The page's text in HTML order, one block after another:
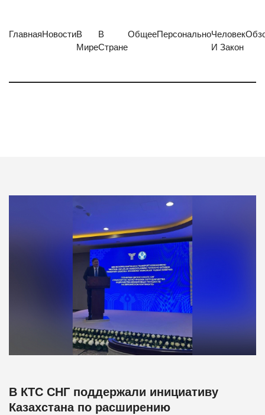
ГлавнаяНовостиВ
Мире
В
Стране
ОбщееПерсональноЧеловек
И Закон
В КТС СНГ поддержали инициативу
Казахстана по расширению